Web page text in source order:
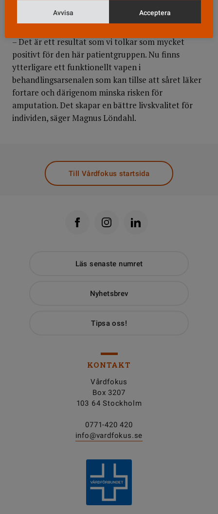
– Det är ett resultat som vi tolkar som mycket
positivt för den här patientgruppen. Nu finns
ytterligare ett funktionellt vapen i
behandlingsarsenalen som kan tillse att såret läker
fortare och därigenom minska risken för
amputation. Det skapar en bättre livskvalitet för
individen, säger Magnus Löndahl.
Till Vårdfokus startsida
Läs senaste numret
Nyhetsbrev
Tipsa oss!
KONTAKT
Vårdfokus
Box 3207
103 64 Stockholm
0771-420 420
info@vardfokus.se
Avvisa Acceptera